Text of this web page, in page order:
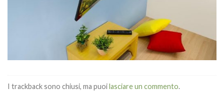
I trackback sono chiusi, ma puoilasciare un commento.